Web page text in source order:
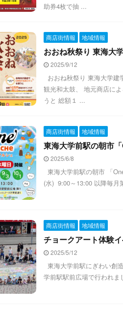
助券4枚で抽 ...
商店街情報 地域情報
おおね秋祭り 東海大
2025/9/12
おおね秋祭り 東海大学
観光和太鼓、 地元商店に
うと 総額１ ...
商店街情報 地域情報
東海大学前駅の朝市
2025/6/8
東海大学前駅の朝市 「
(水) 9:00～13:00 以降毎
商店街情報 地域情報
チョークアート体験
2025/5/12
東海大学前駅にぎわい創
学前駅駅前広場で行われ